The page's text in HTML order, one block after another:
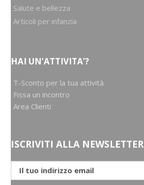
Salute e bellezza
Articoli per infanzia
HAI UN’ATTIVITA’?
T-Sconto per la tua attività
Fissa un incontro
Area Clienti
ISCRIVITI ALLA NEWSLETTER